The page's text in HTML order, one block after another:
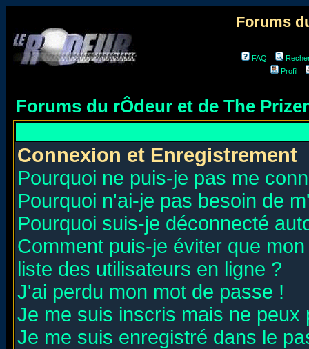
Forums
FAQ
Profil
Forums du rÔdeur et de The
Connexion et Enregistrement
Pourquoi ne puis-je pas me
Pourquoi n'ai-je pas besoin de
Pourquoi suis-je déconnecté
Comment puis-je éviter que
liste des utilisateurs en ligne ?
J'ai perdu mon mot de passe !
Je me suis inscris mais ne peux
Je me suis enregistré dans le